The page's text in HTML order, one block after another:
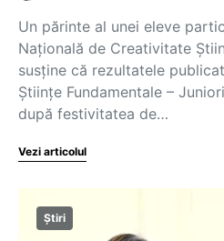
Un părinte al unei eleve
Națională de Creativitate
susține că rezultatele
Științe Fundamentale –
după festivitatea de…
Vezi articolul
Știri